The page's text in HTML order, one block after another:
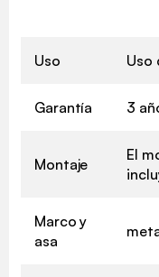
Uso Uso
Garantía 3
Montaje
El
Marco y
asa